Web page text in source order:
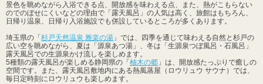
景色を眺めながら入浴できる点、開放感を味わえる点、また、熱がこもらない
のでのぼせにくいなどの理由で「露天風呂」の人気は高く、旅館はもちろん、
日帰り温泉、日帰り入浴施設でも併設しているところが多くあります。
埼玉県の「 杉戸天然温泉 雅楽の湯 」では、四季を通じて味わえる自然と杉戸の
広い空を眺めながら、夏は「源泉あつ湯」、冬は「生源泉つぼ風呂・石風呂」
露天風呂での生源泉かけ流しを楽しめます。
5種類の露天風呂が楽しめる静岡県の「 柚木の郷 」は、開放感たっぷりで癒しの
空間です。また、露天風呂敷地内にある熱風蒸屋（ロウリュウ サウナ）では、
毎日定時刻にロウリュウも楽しめます。